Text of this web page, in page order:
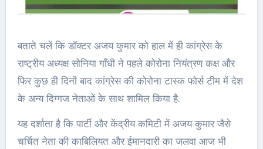
बताते चलें कि डाॅक्टर अजय कुमार को हाल में ही कांग्रेस के
राष्ट्रीय अध्यक्ष सोनिया गाँधी ने पहले कोरोना नियंत्रण कक्ष और
फिर कुछ ही दिनों बाद कांग्रेस की कोरोना टास्क फोर्स टीम में देश
के अन्य दिग्गज नेताओं के साथ शामिल किया है.
यह दर्शाता है कि पार्टी और केंद्रीय कमिटी में अजय कुमार जैसे
चर्चित नेता की काबिलियत और ईमानदारी का जलवा आज भी